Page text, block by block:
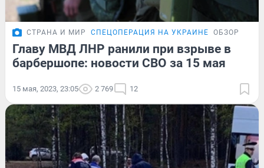
СТРАНА И МИР СПЕЦОПЕРАЦИЯ НА УКРАИНЕ ОБЗОР
Главу МВД ЛНР ранили при взрыве в
барбершопе: новости СВО за 15 мая
15 мая, 2023, 23:05 2 769 12